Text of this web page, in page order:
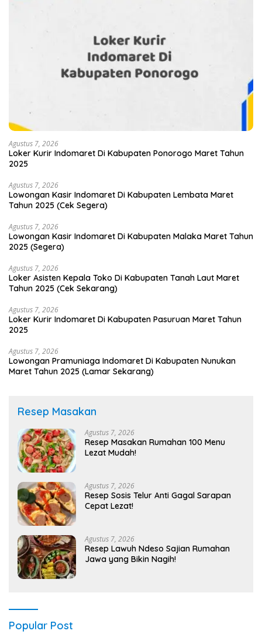
Agustus 7, 2026
Loker Kurir Indomaret Di Kabupaten Ponorogo Maret Tahun
2025
Agustus 7, 2026
Lowongan Kasir Indomaret Di Kabupaten Lembata Maret
Tahun 2025 (Cek Segera)
Agustus 7, 2026
Lowongan Kasir Indomaret Di Kabupaten Malaka Maret Tahun
2025 (Segera)
Agustus 7, 2026
Loker Asisten Kepala Toko Di Kabupaten Tanah Laut Maret
Tahun 2025 (Cek Sekarang)
Agustus 7, 2026
Loker Kurir Indomaret Di Kabupaten Pasuruan Maret Tahun
2025
Agustus 7, 2026
Lowongan Pramuniaga Indomaret Di Kabupaten Nunukan
Maret Tahun 2025 (Lamar Sekarang)
Resep Masakan
Agustus 7, 2026
Resep Masakan Rumahan 100 Menu
Lezat Mudah!
Agustus 7, 2026
Resep Sosis Telur Anti Gagal Sarapan
Cepat Lezat!
Agustus 7, 2026
Resep Lawuh Ndeso Sajian Rumahan
Jawa yang Bikin Nagih!
Popular Post